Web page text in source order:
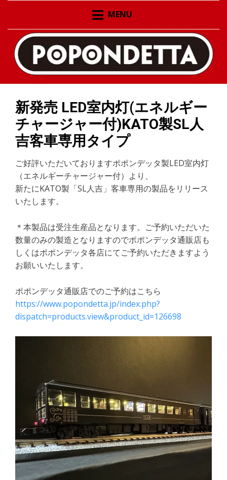
ポポンデッタの鉄道模型
製品公式ページ 新作情報
の発信 在庫情報
信、在庫情報
MENU
新発売 LED室内灯(エネルギー
チャージャー付)KATO製SL人
吉客車専用タイプ
ご好評いただいておりますポポンデッタ製LED室内灯
（エネルギーチャージャー付）より、
新たにKATO製「SL人吉」客車専用の製品をリリース
いたします。
＊本製品は受注生産品となります。ご予約いただいた
数量のみの製造となりますのでポポンデッタ通販店も
しくはポポンデッタ各店にてご予約いただきますよう
お願いいたします。
ポポンデッタ通販店でのご予約はこちら
https://www.popondetta.jp/index.php?
dispatch=products.view&product_id=126698